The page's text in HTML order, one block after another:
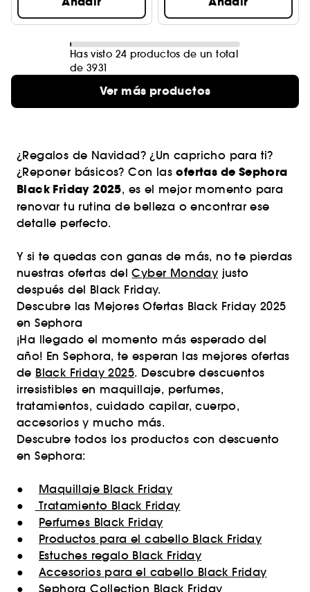
Has visto 24 productos de un total
de 3931
Ver más productos
¿Regalos de Navidad? ¿Un capricho para ti?
¿Reponer básicos? Con lasofertas de Sephora
Black Friday 2025, es el mejor momento para
renovar tu rutina de belleza o encontrar ese
detalle perfecto.
Y si te quedas con ganas de más, no te pierdas
nuestras ofertas delCyber Monday justo
después del Black Friday.
Descubre las Mejores Ofertas Black Friday 2025
en Sephora
¡Ha llegado el momento más esperado del
año! En Sephora, te esperan las mejores ofertas
de Black Friday 2025. Descubre descuentos
irresistibles en maquillaje, perfumes,
tratamientos, cuidado capilar, cuerpo,
accesorios y mucho más.
Descubre todos los productos con descuento
en Sephora:
● Maquillaje Black Friday
●
Tratamiento Black Friday
● Perfumes Black Friday
● Productos para el cabello Black Friday
● Estuches regalo Black Friday
● Accesorios para el cabello Black Friday
● Sephora Collection Black Friday